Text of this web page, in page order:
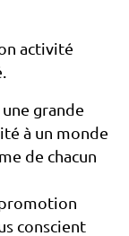
activité
une grande
à un monde
de chacun
conscient